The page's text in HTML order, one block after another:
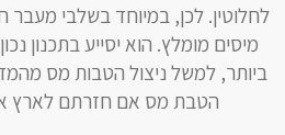
לחלוטין. לכן, במיוחד בשלבי מעבר
מיסים מומלץ. הוא יסייע בתכנון
ביותר, למשל ניצול הטבות מס
הטבת מס אם חזרתם לארץ